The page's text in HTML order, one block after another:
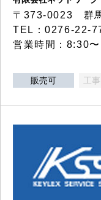
〒373-0023 群
TEL：0276-22-
営業時間：8:30
販売可 工